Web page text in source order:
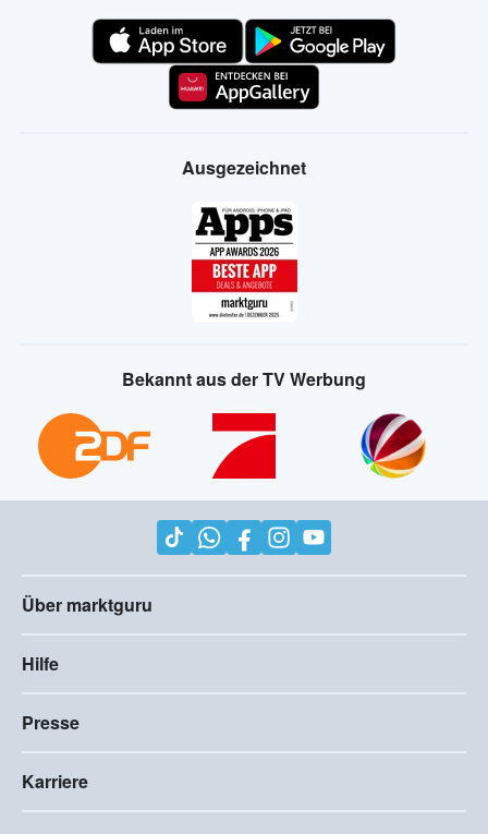
Ausgezeichnet
Bekannt aus der TV Werbung
Über marktguru
Hilfe
Presse
Karriere